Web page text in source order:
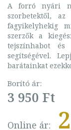
A forró nyári
szorbetektől,
fagyikelyhekig
szerzők a
tejszínhabot
segítségével.
barátainkat
Borító ár:
3 950 Ft
Online ár: